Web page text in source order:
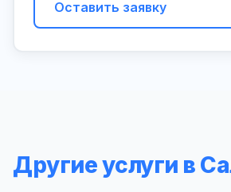
Оставить заявку
Другие услуги в